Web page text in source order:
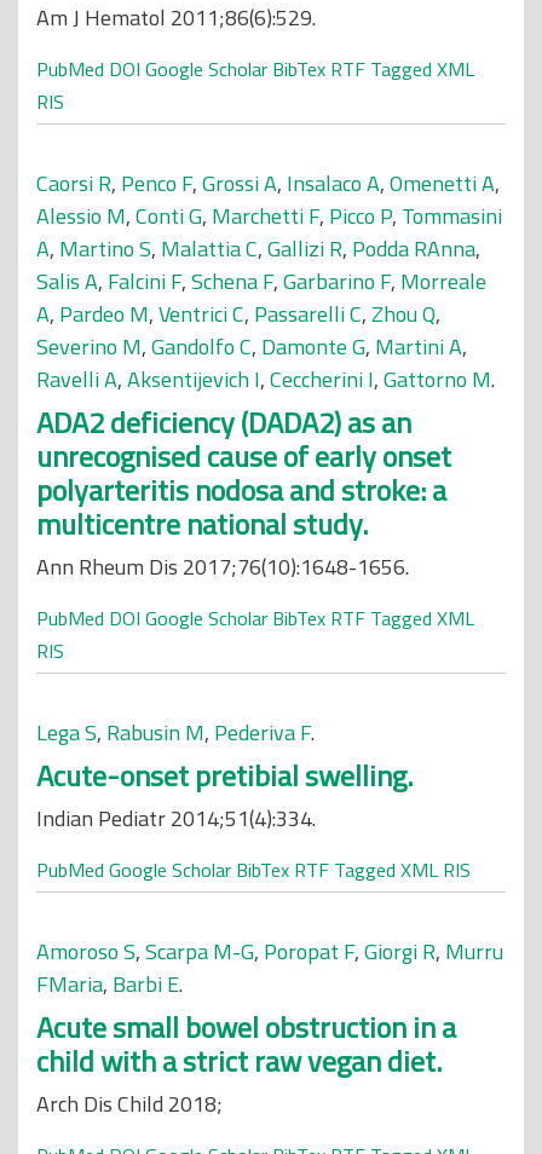
Am J Hematol 2011;86(6):529.
PubMed DOI Google Scholar BibTex RTF Tagged XML
RIS
Caorsi R, Penco F,Grossi A, Insalaco A,Omenetti A,
Alessio M,Conti G, Marchetti F, Picco P, Tommasini
A, Martino S, Malattia C,Gallizi R, Podda RAnna,
Salis A, Falcini F,Schena F,Garbarino F, Morreale
A, Pardeo M,Ventrici C, Passarelli C,Zhou Q,
Severino M,Gandolfo C, Damonte G, Martini A,
Ravelli A,Aksentijevich I,Ceccherini I,Gattorno M.
ADA2 deficiency (DADA2) as an
unrecognised cause of early onset
polyarteritis nodosa and stroke: a
multicentre national study.
Ann Rheum Dis 2017;76(10):1648-1656.
PubMed DOI Google Scholar BibTex RTF Tagged XML
RIS
Lega S, Rabusin M, Pederiva F.
Acute-onset pretibial swelling.
Indian Pediatr 2014;51(4):334.
PubMed Google Scholar BibTex RTF Tagged XML RIS
Amoroso S,Scarpa M-G, Poropat F,Giorgi R, Murru
FMaria, Barbi E.
Acute small bowel obstruction in a
child with a strict raw vegan diet.
Arch Dis Child 2018;